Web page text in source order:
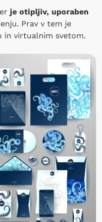
je otipljiv, uporaben
Prav v tem je
in virtualnim svetom.